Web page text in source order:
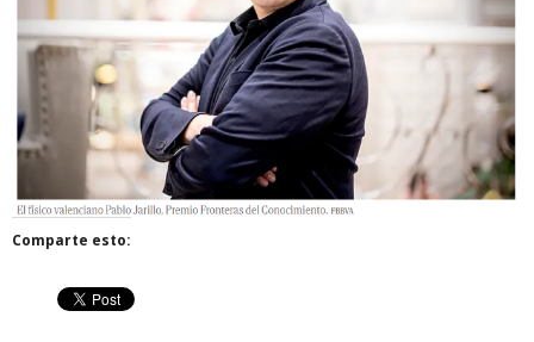
Comparte esto: